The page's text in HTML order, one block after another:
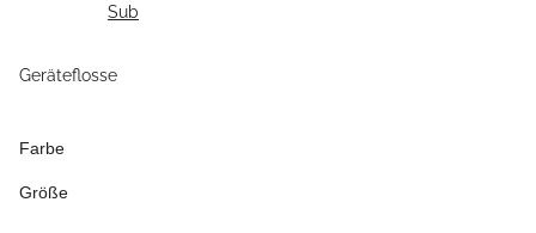
Geräteflosse
Farbe
Größe